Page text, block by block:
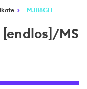
MJ88GH
MS